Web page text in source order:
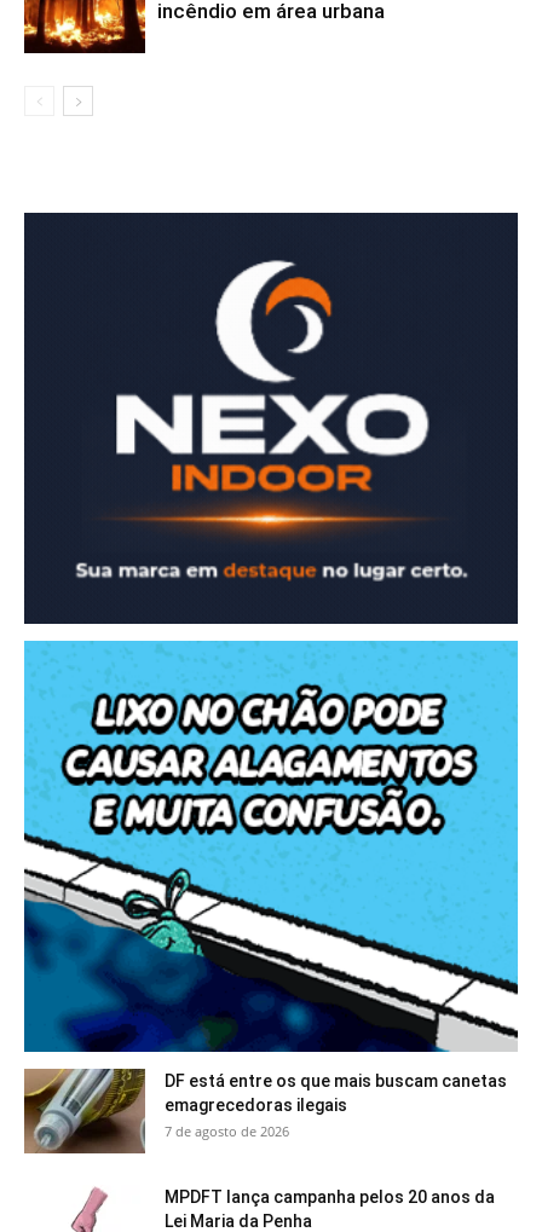
incêndio em área urbana
DF está entre os que mais buscam canetas
emagrecedoras ilegais
7 de agosto de 2026
MPDFT lança campanha pelos 20 anos da
Lei Maria da Penha